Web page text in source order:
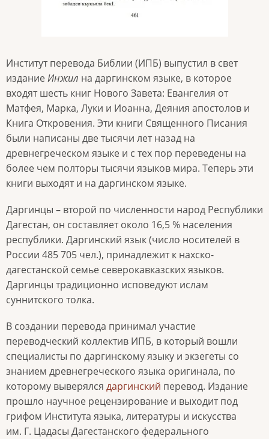
Институт перевода Библии (ИПБ) выпустил в свет
изданиеИнжил на даргинском языке, в которое
входят шесть книг Нового Завета: Евангелия от
Матфея, Марка, Луки и Иоанна, Деяния апостолов и
Книга Откровения. Эти книги Священного Писания
были написаны две тысячи лет назад на
древнегреческом языке и с тех пор переведены на
более чем полторы тысячи языков мира. Теперь эти
книги выходят и на даргинском языке.
Даргинцы – второй по численности народ Республики
Дагестан, он составляет около 16,5 % населения
республики. Даргинский язык (число носителей в
России 485 705 чел.), принадлежит к нахско-
дагестанской семье северокавказских языков.
Даргинцы традиционно исповедуют ислам
суннитского толка.
В создании перевода принимал участие
переводческий коллектив ИПБ, в который вошли
специалисты по даргинскому языку и экзегеты со
знанием древнегреческого языка оригинала, по
которому выверялся даргинский перевод. Издание
прошло научное рецензирование и выходит под
грифом Института языка, литературы и искусства
им. Г. Цадасы Дагестанского федерального